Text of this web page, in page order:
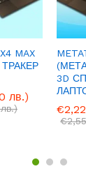
MAX
лв.)
3D
€
€